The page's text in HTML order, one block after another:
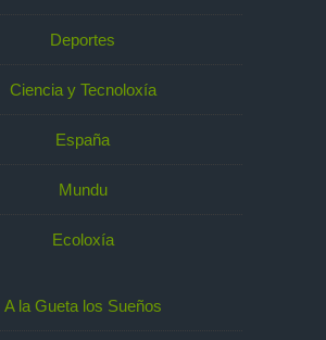
Deportes
Ciencia y Tecnoloxía
España
Mundu
Ecoloxía
A la Gueta los Sueños